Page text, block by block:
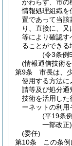
かわらず、市の
情報処理組織を
置であって当該
り、直接に、
等により確認す
ることができる
(令3条例
(情報通信技術
第9条
市長は、
使用する方法に
請等及び処分通
技術を活用した
ーネットの利用
(平19条
一部改正)
(委任)
第10条
この条